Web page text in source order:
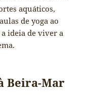
aquáticos,
de yoga ao
ideia de viver a
Beira-Mar